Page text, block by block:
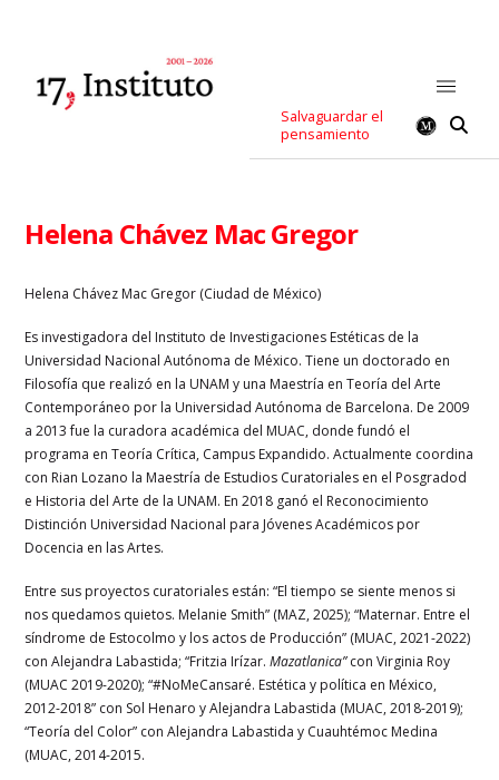
Salvaguardar el
pensamiento
Helena Chávez Mac Gregor
Helena Chávez Mac Gregor (Ciudad de México)
Es investigadora del Instituto de Investigaciones Estéticas de la
Universidad Nacional Autónoma de México. Tiene un doctorado en
Filosofía que realizó en la UNAM y una Maestría en Teoría del Arte
Contemporáneo por la Universidad Autónoma de Barcelona. De 2009
a 2013 fue la curadora académica del MUAC, donde fundó el
programa en Teoría Crítica, Campus Expandido. Actualmente coordina
con Rian Lozano la Maestría de Estudios Curatoriales en el Posgradod
e Historia del Arte de la UNAM. En 2018 ganó el Reconocimiento
Distinción Universidad Nacional para Jóvenes Académicos por
Docencia en las Artes.
Entre sus proyectos curatoriales están: “El tiempo se siente menos si
nos quedamos quietos. Melanie Smith” (MAZ, 2025); “Maternar. Entre el
síndrome de Estocolmo y los actos de Producción” (MUAC, 2021-2022)
con Alejandra Labastida; “Fritzia Irízar.Mazatlanica”con Virginia Roy
(MUAC 2019-2020); “#NoMeCansaré. Estética y política en México,
2012-201 8” con Sol Henaro y Alejandra Labastida (MUAC, 2018-2019);
“Teoría del Color” con Alejandra Labastida y Cuauhtémoc Medina
(MUAC, 2014-2015.